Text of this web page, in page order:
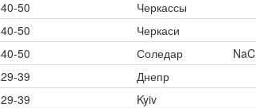
40-50
Черкассы
40-50
Черкаси
40-50 Соледар
NaCl
29-39
Днепр
29-39 Kyiv